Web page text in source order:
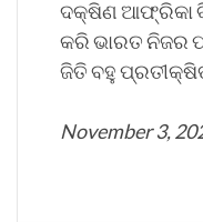
ଅଧିକାର,
ମୁଖ୍ୟାଳୟରେ ଏକ
ହୋଇଛି । ଏଥିରେ
ସମ୍ମାନିତ
ଦକ୍ଷିଣ ଆଫ୍ରିକା
କରି ଭାରତ ନିଜର
ଜିତି ବହୁ
November 3,